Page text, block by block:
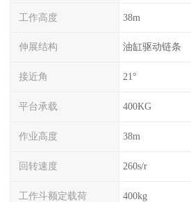
工作高度 38m
伸展结构 油缸驱动链条
接近角 21°
平台承载 400KG
作业高度 38m
回转速度 260s/r
工作斗额定载荷 400kg